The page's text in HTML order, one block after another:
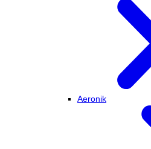
Aeronik